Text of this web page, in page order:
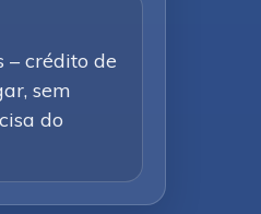
– crédito de
sem
do